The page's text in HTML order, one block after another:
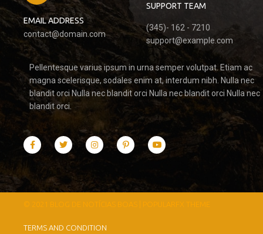
EMAIL ADDRESS
contact@domain.com
SUPPORT TEAM
(345)- 162 - 7210
support@example.com
Pellentesque varius ipsum in urna semper volutpat. Etiam ac
magna scelerisque, sodales enim at, interdum nibh. Nulla nec
blandit orci Nulla nec blandit orci Nulla nec blandit orci Nulla nec
blandit orci.
© 2021 BLOG DE NOTÍCIAS BOAS | POPULARFX THEME
TERMS AND CONDITION